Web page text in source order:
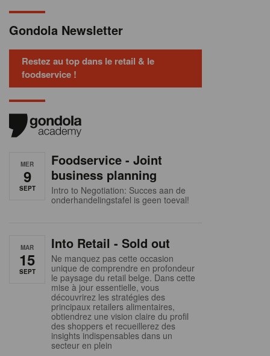
Gondola Newsletter
Restez au top dans le retail & le
foodservice !
MER
9
SEPT
Foodservice - Joint
business planning
Intro to Negotiation: Succes aan de
onderhandelingstafel is geen toeval!
MAR
15
SEPT
Into Retail - Sold out
Ne manquez pas cette occasion
unique de comprendre en profondeur
le paysage du retail belge. Dans cette
mise à jour essentielle, vous
découvrirez les stratégies des
principaux retailers alimentaires,
obtiendrez une vision claire du profil
des shoppers et recueillerez des
insights indispensables dans un
secteur en plein